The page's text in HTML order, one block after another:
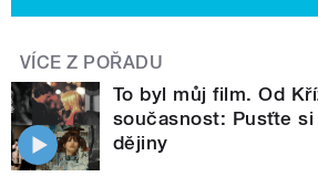
VÍCE Z POŘADU
To byl můj film. Od
současnost: Pusťte
dějiny